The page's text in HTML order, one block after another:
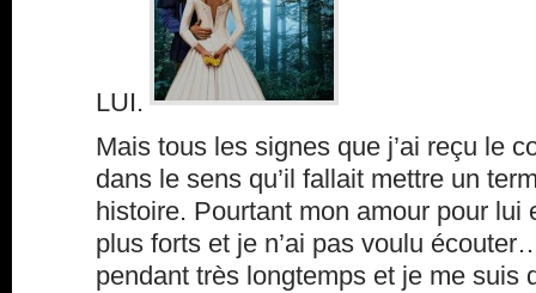
LUI.
Mais tous les signes que j’ai reçu le
dans le sens qu’il fallait mettre un
histoire. Pourtant mon amour pour lui
plus forts et je n’ai pas voulu
pendant très longtemps et je me suis